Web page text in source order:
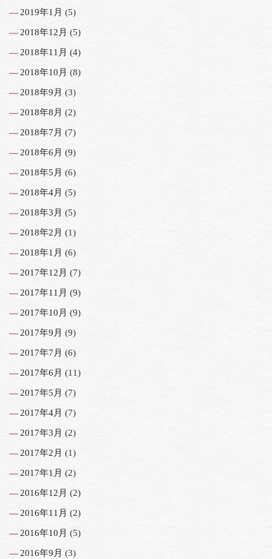
2019年1月 (5)
2018年12月 (5)
2018年11月 (4)
2018年10月 (8)
2018年9月 (3)
2018年8月 (2)
2018年7月 (7)
2018年6月 (9)
2018年5月 (6)
2018年4月 (5)
2018年3月 (5)
2018年2月 (1)
2018年1月 (6)
2017年12月 (7)
2017年11月 (9)
2017年10月 (9)
2017年9月 (9)
2017年7月 (6)
2017年6月 (11)
2017年5月 (7)
2017年4月 (7)
2017年3月 (2)
2017年2月 (1)
2017年1月 (2)
2016年12月 (2)
2016年11月 (2)
2016年10月 (5)
2016年9月 (3)